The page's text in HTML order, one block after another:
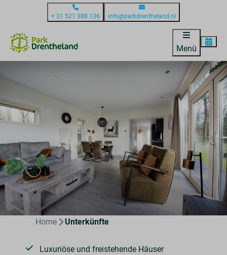
+ 31 521 388 136 info@parkdrentheland.nl
Menü
Home Unterkünfte
Luxuriöse und freistehende Häuser